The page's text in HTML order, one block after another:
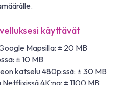
käyttävät
Mapsilla: ± 20 MB
± 10 MB
katselu 480p:ssä: ± 30 MB